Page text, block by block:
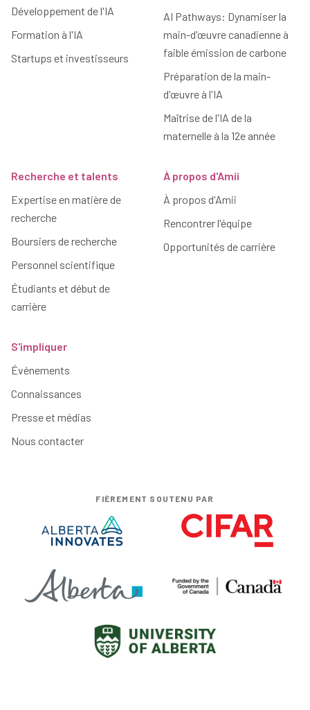
Développement de l'IA
Formation à l'IA
Startups et investisseurs
AI Pathways: Dynamiser la
main-d'œuvre canadienne à
faible émission de carbone
Préparation de la main-
d'œuvre à l'IA
Maîtrise de l'IA de la
maternelle à la 12e année
Recherche et talents
Expertise en matière de
recherche
Boursiers de recherche
Personnel scientifique
Étudiants et début de
carrière
À propos d'Amii
À propos d'Amii
Rencontrer l'équipe
Opportunités de carrière
S'impliquer
Événements
Connaissances
Presse et médias
Nous contacter
FIÈREMENT SOUTENU PAR